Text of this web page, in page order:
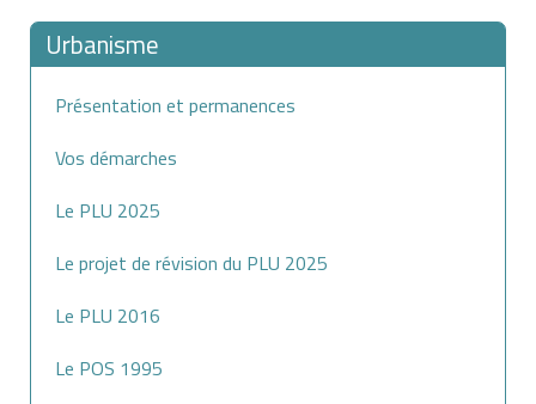
Urbanisme
Présentation et permanences
Vos démarches
Le PLU 2025
Le projet de révision du PLU 2025
Le PLU 2016
Le POS 1995